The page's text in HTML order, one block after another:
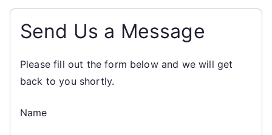
Send Us a Message
Please fill out the form below and we will get
back to you shortly.
Name